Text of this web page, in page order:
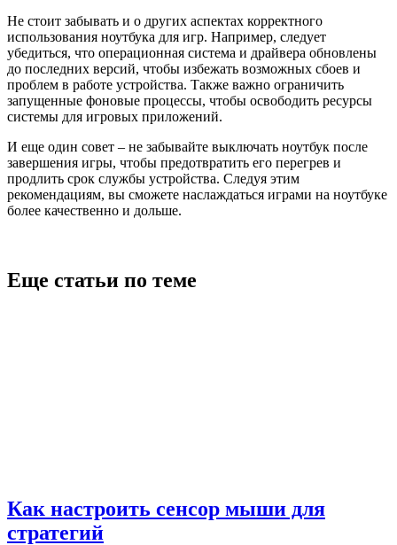
Не стоит забывать и о других аспектах корректного
использования ноутбука для игр. Например, следует
убедиться, что операционная система и драйвера обновлены
до последних версий, чтобы избежать возможных сбоев и
проблем в работе устройства. Также важно ограничить
запущенные фоновые процессы, чтобы освободить ресурсы
системы для игровых приложений.
И еще один совет – не забывайте выключать ноутбук после
завершения игры, чтобы предотвратить его перегрев и
продлить срок службы устройства. Следуя этим
рекомендациям, вы сможете наслаждаться играми на ноутбуке
более качественно и дольше.
Еще статьи по теме
Как настроить сенсор мыши для
стратегий